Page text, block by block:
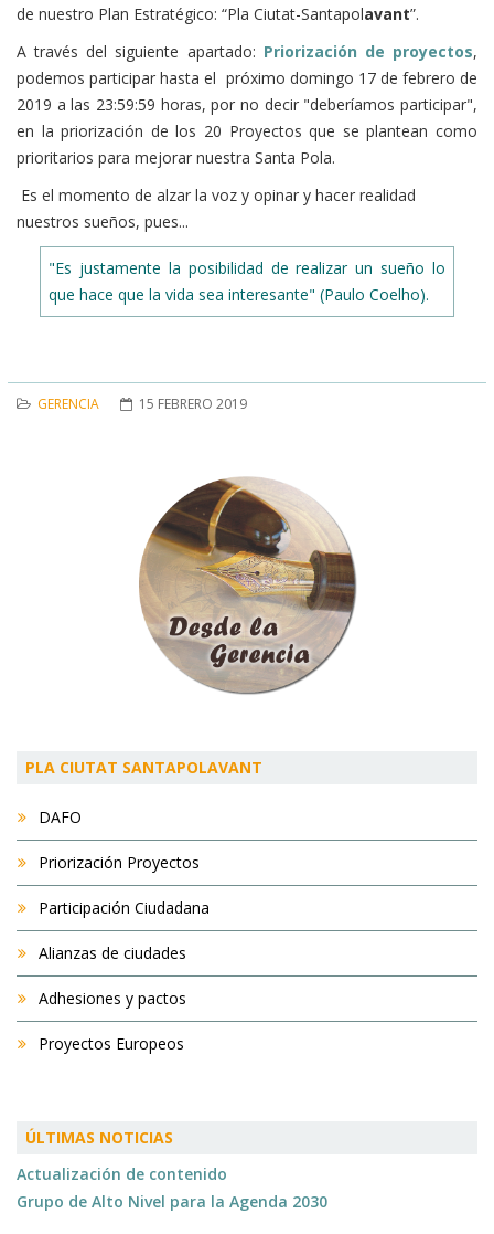
de nuestro Plan Estratégico: “Pla Ciutat-Santapolavant”.
A través del siguiente apartado: Priorización de proyectos,
podemos participar hasta el próximo domingo 17 de febrero de
2019 a las 23:59:59 horas, por no decir "deberíamos participar",
en la priorización de los 20 Proyectos que se plantean como
prioritarios para mejorar nuestra Santa Pola.
Es el momento de alzar la voz y opinar y hacer realidad
nuestros sueños, pues...
"Es justamente la posibilidad de realizar un sueño lo
que hace que la vida sea interesante" (Paulo Coelho).
GERENCIA 15 FEBRERO 2019
PLA CIUTAT SANTAPOLAVANT
DAFO
Priorización Proyectos
Participación Ciudadana
Alianzas de ciudades
Adhesiones y pactos
Proyectos Europeos
ÚLTIMAS NOTICIAS
Actualización de contenido
Grupo de Alto Nivel para la Agenda 2030